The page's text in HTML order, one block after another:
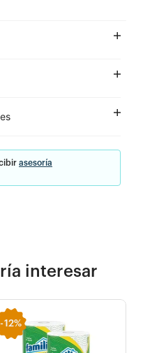
asesoría
interesar
-12%